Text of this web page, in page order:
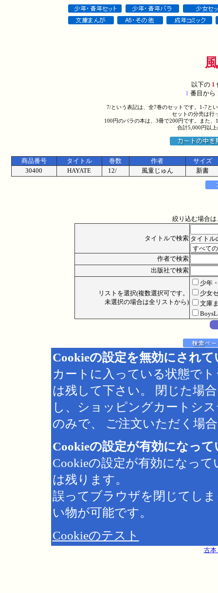
以下の1
1 番目から
7/という表記は、全7巻のセットです。1-7と
セットの分売は行
100円のバラの本は、3冊で200円です。また
合計5,000円以
商品番号 タイトル 巻数 作者
サイズ
30400
HAYATE 12/ 風童じゅん 新書
絞り込む場合
タイトルで検索 タイトル
作者で検索
出版社で検索
リストを選択(複数選択可です。
未選択の場合は全リストから)
少年
少女
文庫
Cookieの設定を無効にされ
カートに入っている状態で
は残して下さい。 閉じた場
し、ショッピングカートシ
のみで、 ご注文いただく場
Cookieの設定が有効になっ
Cookieの設定が有効になっ
は残ります。
誤ってブラウザを閉じてし
い物が可能です。
Cookieのテスト
古本